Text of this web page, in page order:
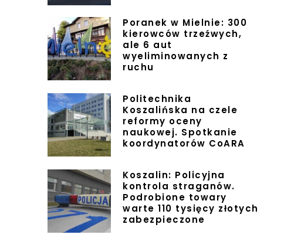
Poranek w Mielnie: 300
kierowców trzeźwych,
ale 6 aut
wyeliminowanych z
ruchu
Politechnika
Koszalińska na czele
reformy oceny
naukowej. Spotkanie
koordynatorów CoARA
Koszalin: Policyjna
kontrola straganów.
Podrobione towary
warte 110 tysięcy złotych
zabezpieczone